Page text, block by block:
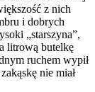
z nich
i dobrych
„starszyna”,
litrową butelkę
ruchem wypił
nie miał